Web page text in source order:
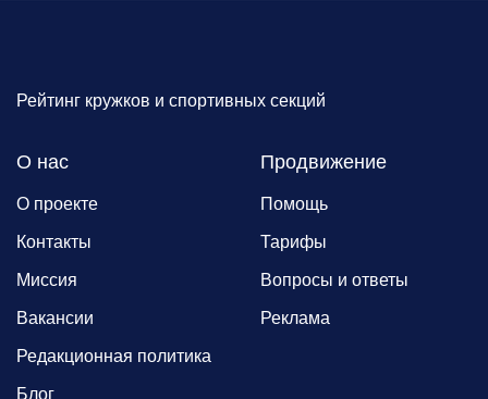
Рейтинг кружков и спортивных секций
О нас
О проекте
Контакты
Миссия
Вакансии
Редакционная политика
Блог
Продвижение
Помощь
Тарифы
Вопросы и ответы
Реклама